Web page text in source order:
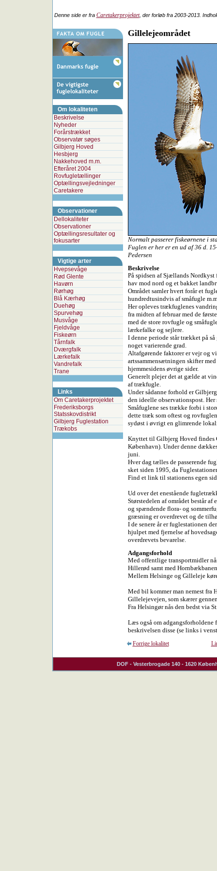
Denne side er fra Caretakerprojektet, der forløb fra 2003-2013.
Om lokaliteten
Beskrivelse
Nyheder
Forårstrækket
Observatør søges
Gilbjerg Hoved
Hesbjerg
Nakkehoved m.m.
Efteråret 2004
Rovfugletællinger
Optællingsvejledninger
Caretakere
Observationer
Dellokaliteter
Observationer
Optællingsresultater og
fokusarter
Vigtige arter
Hvepsevåge
Rød Glente
Havørn
Rørhøg
Blå Kærhøg
Duehøg
Spurvehøg
Musvåge
Fjeldvåge
Fiskeørn
Tårnfalk
Dværgfalk
Lærkefalk
Vandrefalk
Trane
Links
Om Caretakerprojektet
Frederiksborgs
Statsskovdistrikt
Gilbjerg Fuglestation
Trækobs
Gillelejeområdet
Normalt passerer fiskeørnene i
Fuglen er her er en ud af 36 d.
Pedersen
Beskrivelse
På spidsen af Sjællands
hav mod nord og et bakket
Området samler hvert forår et
hundredtusindvis af småfugle
Her opleves trækfuglenes
fra midten af februar med de
med de store rovfugle og
lærkefalke og sejlere.
I denne periode står trækket på
noget varierende grad.
Altafgørende faktorer er vejr og
artssammensætningen skifter
hjemmesidens øvrige sider.
Generelt plejer det at gælde at
af trækfugle.
Under sådanne forhold er
den ideelle observationspost.
Småfuglene ses trække forbi i
dette træk som oftest og
sydøst i øvrigt en glimrende
Knyttet til Gilbjerg Hoved findes
København). Under denne
juni.
Hver dag tælles de passerende
sket siden 1995, da
Find et link til stationens egen
Ud over det enestående
Størstedelen af området består
og spændende flora- og
græsning er overdrevet og de
I de senere år er fuglestationen
hjulpet med fjernelse af
overdrevets bevarelse.
Adgangsforhold
Med offentlige transportmidler
Hillerød samt med
Mellem Helsinge og Gilleleje
Med bil kommer man nemest
Gillelejevejen, som skærer
Fra Helsingør nås den bedst via
Læs også om
beskrivelsen disse (se links i
Forrige lokalitet
DOF - Vesterbrogade 140 - 1620